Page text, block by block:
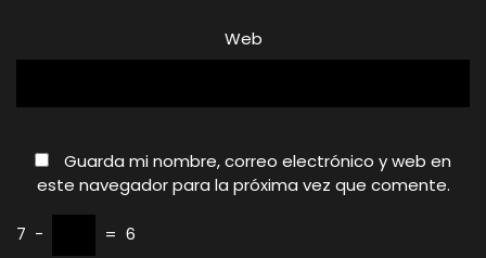
Web
Guarda mi nombre, correo electrónico y web en
este navegador para la próxima vez que comente.
7 − = 6